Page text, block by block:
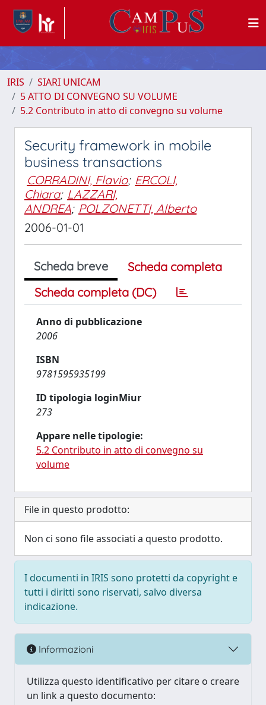
IRIS
SIARI UNICAM
5 ATTO DI CONVEGNO SU VOLUME
5.2 Contributo in atto di convegno su volume
Security framework in mobile
business transactions
CORRADINI, Flavio; ERCOLI,
Chiara; LAZZARI,
ANDREA; POLZONETTI, Alberto
2006-01-01
Scheda breve
Scheda completa
Scheda completa (DC)
Anno di pubblicazione
2006
ISBN
9781595935199
ID tipologia loginMiur
273
Appare nelle tipologie:
5.2 Contributo in atto di convegno su
volume
File in questo prodotto:
Non ci sono file associati a questo prodotto.
I documenti in IRIS sono protetti da copyright e
tutti i diritti sono riservati, salvo diversa
indicazione.
Informazioni
Utilizza questo identificativo per citare o creare
un link a questo documento: